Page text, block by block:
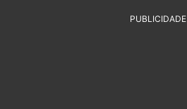
PUBLICIDADE